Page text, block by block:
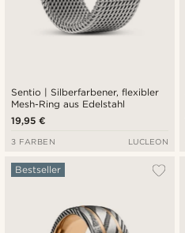
Sentio | Silberfarbener, flexibler
Mesh-Ring aus Edelstahl
19,95 €
3 FARBEN LUCLEON
Bestseller